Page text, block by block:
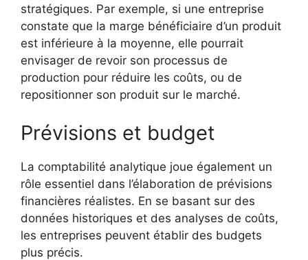
stratégiques. Par exemple, si une entreprise
constate que la marge bénéficiaire d’un produit
est inférieure à la moyenne, elle pourrait
envisager de revoir son processus de
production pour réduire les coûts, ou de
repositionner son produit sur le marché.
Prévisions et budget
La comptabilité analytique joue également un
rôle essentiel dans l’élaboration de prévisions
financières réalistes. En se basant sur des
données historiques et des analyses de coûts,
les entreprises peuvent établir des budgets
plus précis.